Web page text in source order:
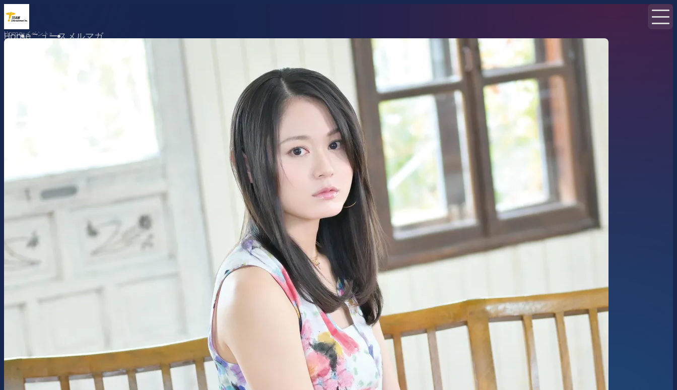
Homeニュースメルマガ
Home イベント